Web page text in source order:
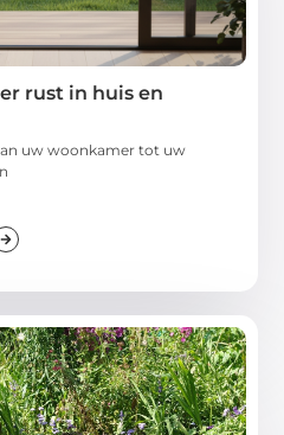
rust in huis en
uw woonkamer tot uw